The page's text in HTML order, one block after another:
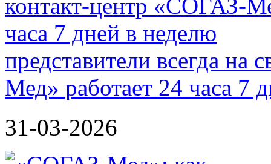
представители всегда на
Мед» работает 24 часа 7
31-03-2026